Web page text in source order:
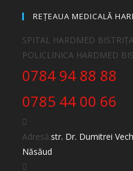
REȚEAUA MEDICALĂ
SPITAL HARDMED BISTRIȚA
POLICLINICA HARDMED
0784 94 88 88
0785 44 00 66
Adresă:str. Dr. Dumitrei
Năsăud